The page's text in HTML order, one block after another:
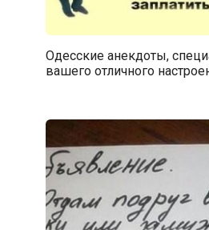
Одесские анекдоты,
вашего отличного